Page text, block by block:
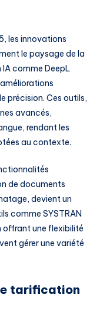
les innovations
le paysage de la
comme DeepL
précision. Ces outils,
avancés,
rendant les
au contexte.
de documents
devient un
comme SYSTRAN
offrant une flexibilité
gérer une variété
tarification